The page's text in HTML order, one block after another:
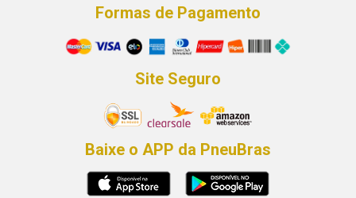
Formas de Pagamento
Site Seguro
Baixe o APP da PneuBras